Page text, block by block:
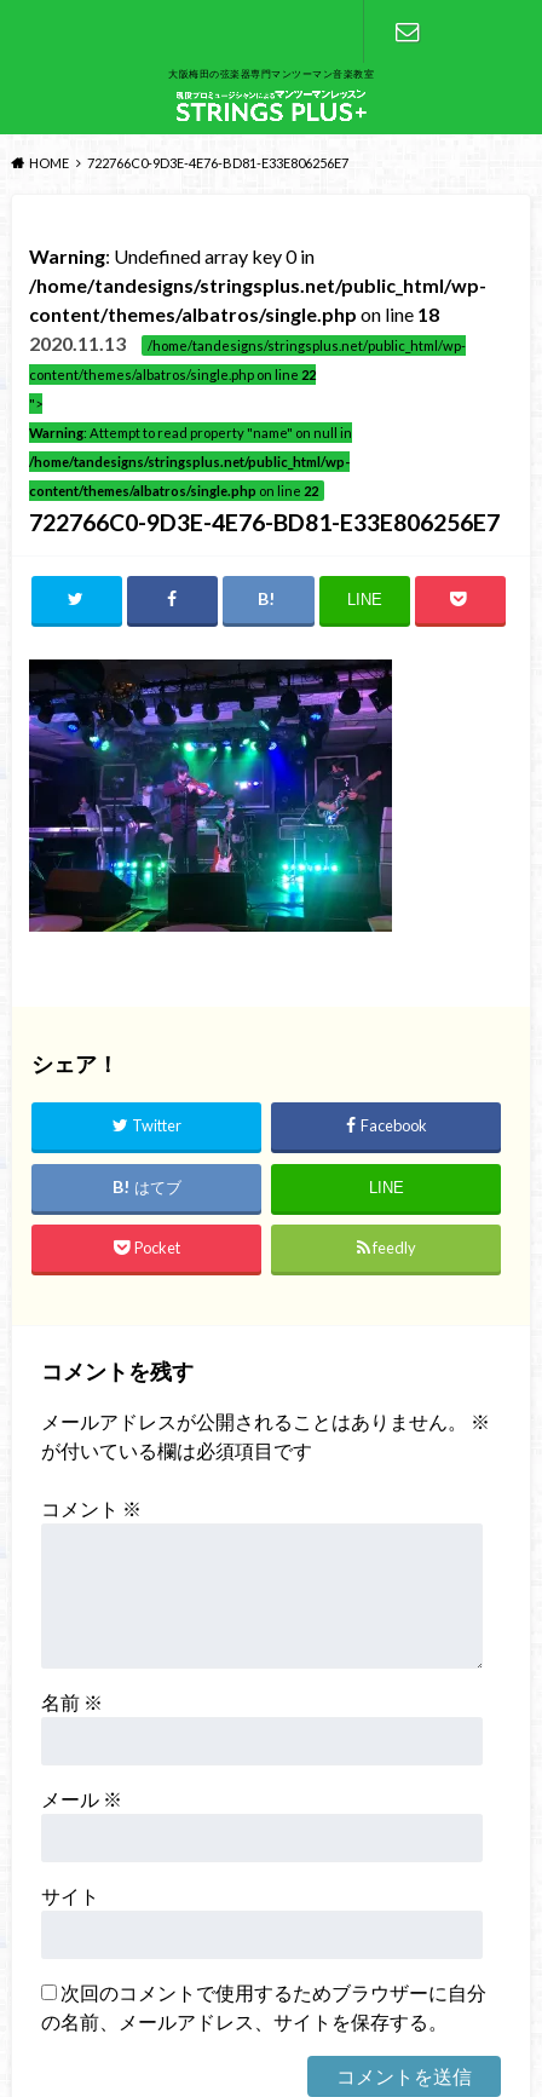
大阪梅田の弦楽器専門マンツーマン音楽教室
お問い合わ
HOME 722766C0-9D3E-4E76-BD81-E33E806256E7
Warning: Undefined array key 0 in
/home/tandesigns/stringsplus.net/public_html/wp-
content/themes/albatros/single.php on line 18
2020.11.13
/home/tandesigns/stringsplus.net/public_html/wp-
content/themes/albatros/single.php on line 22
">
Warning: Attempt to read property "name" on null in
/home/tandesigns/stringsplus.net/public_html/wp-
content/themes/albatros/single.php on line 22
722766C0-9D3E-4E76-BD81-E33E806256E7
LINE
シェア！
Twitter Facebook
はてブ LINE
Pocket feedly
コメントを残す
メールアドレスが公開されることはありません。
※
が付いている欄は必須項目です
コメント ※
名前 ※
メール ※
サイト
次回のコメントで使用するためブラウザーに自分
の名前、メールアドレス、サイトを保存する。